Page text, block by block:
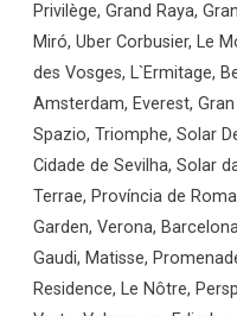
Privilège, Grand Raya,
Miró, Uber Corbusier, Le
des Vosges, L`Ermitage,
Amsterdam, Everest,
Spazio, Triomphe, Solar
Cidade de Sevilha, Solar
Terrae, Província de
Garden, Verona,
Gaudi, Matisse,
Residence, Le Nôtre,